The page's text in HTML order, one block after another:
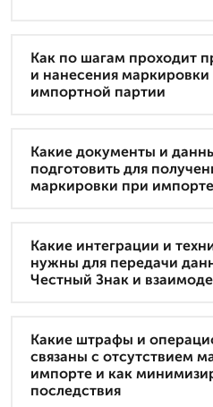
Как по шагам проходит
и нанесения
импортной партии
Какие документы и
подготовить для
маркировки при импорте
Какие интеграции и
нужны для передачи
Честный Знак и
Какие штрафы и
связаны с отсутствием
импорте и как
последствия